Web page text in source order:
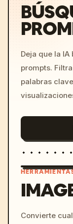
Deja que la
prompts.
palabras
Convierte